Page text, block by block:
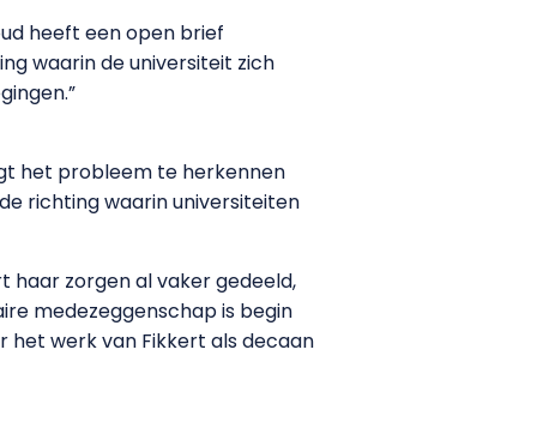
heeft een open brief
waarin de universiteit zich
het probleem te herkennen
richting waarin universiteiten
haar zorgen al vaker gedeeld,
medezeggenschap is begin
het werk van Fikkert als decaan